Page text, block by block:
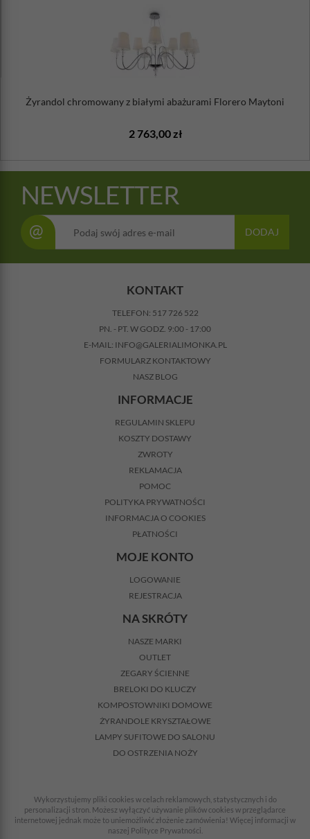
Żyrandol chromowany z białymi abażurami Florero Maytoni
2 763,00 zł
NEWSLETTER
@ DODAJ
KONTAKT
TELEFON: 517 726 522
PN. - PT. W GODZ. 9:00 - 17:00
E-MAIL: INFO@GALERIALIMONKA.PL
FORMULARZ KONTAKTOWY
NASZ BLOG
INFORMACJE
REGULAMIN SKLEPU
KOSZTY DOSTAWY
ZWROTY
REKLAMACJA
POMOC
POLITYKA PRYWATNOŚCI
INFORMACJA O COOKIES
PŁATNOŚCI
MOJE KONTO
LOGOWANIE
REJESTRACJA
NA SKRÓTY
NASZE MARKI
OUTLET
ZEGARY ŚCIENNE
BRELOKI DO KLUCZY
KOMPOSTOWNIKI DOMOWE
ŻYRANDOLE KRYSZTAŁOWE
LAMPY SUFITOWE DO SALONU
DO OSTRZENIA NOŻY
Wykorzystujemy pliki cookies w celach reklamowych, statystycznych i do
personalizacji stron. Możesz wyłączyć używanie plików cookies w przeglądarce
internetowej jednak może to uniemożliwić złożenie zamówienia! Więcej informacji w
naszej Polityce Prywatności.